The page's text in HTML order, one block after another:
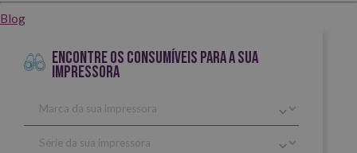
Blog
ENCONTRE OS CONSUMÍVEIS PARA A SUA
IMPRESSORA